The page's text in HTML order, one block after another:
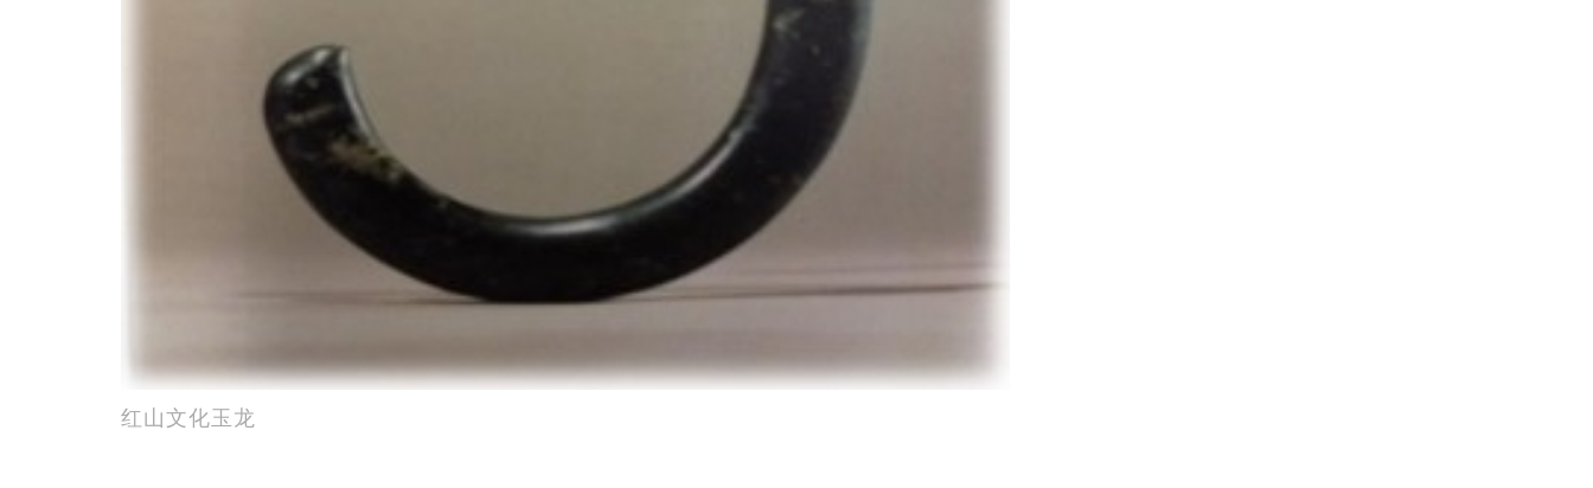
红山文化玉龙